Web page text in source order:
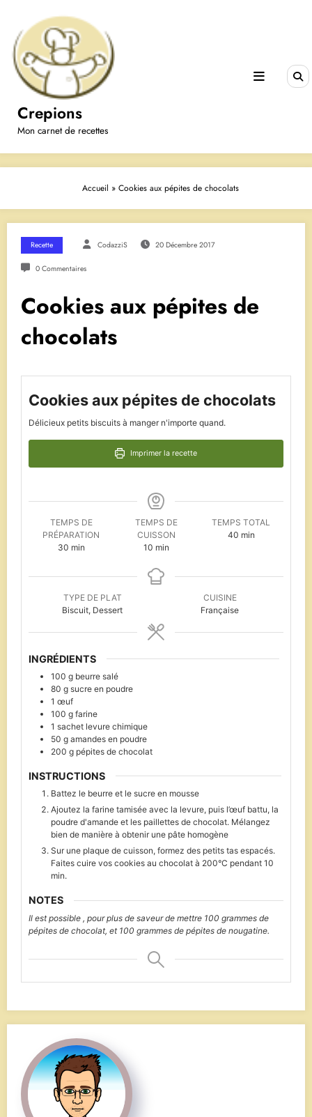
contenu
Crepions
Mon carnet de recettes
Accueil »Cookies aux pépites de chocolats
Recette CodazziS 20 Décembre 2017
0 Commentaires
Cookies aux pépites de
chocolats
Cookies aux pépites de chocolats
Délicieux petits biscuits à manger n'importe quand.
Imprimer la recette
TEMPS DE
PRÉPARATION
30minutes
min
TEMPS DE
CUISSON
10minutes
min
TEMPS TOTAL
40minutes
min
TYPE DE PLAT
Biscuit, Dessert
CUISINE
Française
INGRÉDIENTS
100 g beurre salé
80 g sucre en poudre
1 œuf
100 g farine
1 sachet levure chimique
50 g amandes en poudre
200 g pépites de chocolat
INSTRUCTIONS
Battez le beurre et le sucre en mousse
Ajoutez la farine tamisée avec la levure, puis l’œuf battu, la
poudre d'amande et les paillettes de chocolat. Mélangez
bien de manière à obtenir une pâte homogène
Sur une plaque de cuisson, formez des petits tas espacés.
Faites cuire vos cookies au chocolat à 200°C pendant 10
min.
NOTES
Il est possible , pour plus de saveur de mettre 100 grammes de
pépites de chocolat, et 100 grammes de pépites de nougatine.